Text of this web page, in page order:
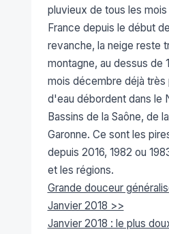
pluvieux de tous les
France depuis le début
revanche, la neige reste
montagne, au dessus de
mois décembre déjà très
d'eau débordent dans le
Bassins de la Saône, de
Garonne. Ce sont les
depuis 2016, 1982 ou
et les régions.
Grande douceur
Janvier 2018 >>
Janvier 2018 : le plus